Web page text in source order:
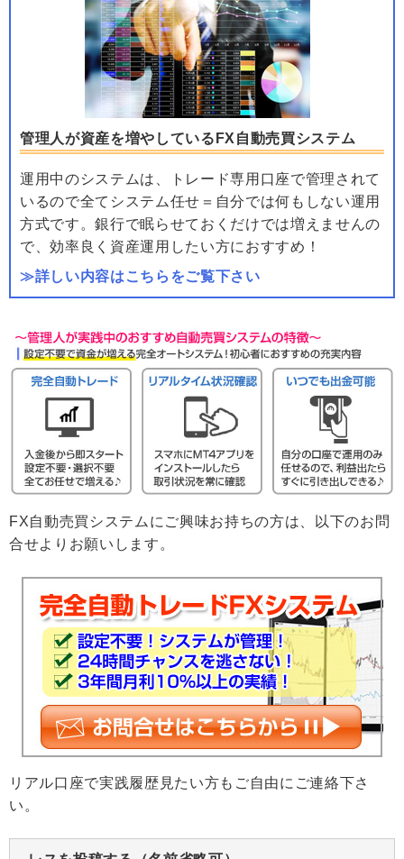
管理人が資産を増やしているFX自動売買システム
運用中のシステムは、トレード専用口座で管理されて
いるので全てシステム任せ＝自分では何もしない運用
方式です。銀行で眠らせておくだけでは増えませんの
で、効率良く資産運用したい方におすすめ！
≫詳しい内容はこちらをご覧下さい
FX自動売買システムにご興味お持ちの方は、以下のお問
合せよりお願いします。
リアル口座で実践履歴見たい方もご自由にご連絡下さ
い。